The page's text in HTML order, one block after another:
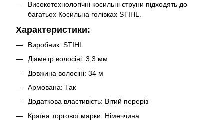
Високотехнологічні косильні струни підходять до
багатьох Косильна голівках STIHL.
Характеристики:
Виробник: STIHL
Діаметр волосіні: 3,3 мм
Довжина волосіні: 34 м
Армована: Так
Додаткова властивість: Вітий переріз
Країна торгової марки: Німеччина